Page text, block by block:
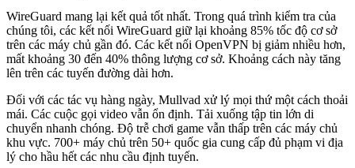
WireGuard mang lại kết quả tốt nhất. Trong quá trình kiểm tra của
chúng tôi, các kết nối WireGuard giữ lại khoảng 85% tốc độ cơ sở
trên các máy chủ gần đó. Các kết nối OpenVPN bị giảm nhiều hơn,
mất khoảng 30 đến 40% thông lượng cơ sở. Khoảng cách này tăng
lên trên các tuyến đường dài hơn.
Đối với các tác vụ hàng ngày, Mullvad xử lý mọi thứ một cách thoải
mái. Các cuộc gọi video vẫn ổn định. Tải xuống tập tin lớn di
chuyển nhanh chóng. Độ trễ chơi game vẫn thấp trên các máy chủ
khu vực. 700+ máy chủ trên 50+ quốc gia cung cấp đủ phạm vi địa
lý cho hầu hết các nhu cầu định tuyến.